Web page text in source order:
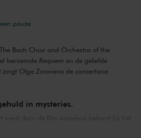
pauze
Bach Choir and Orchestra of the
beroemde Requiem en de geliefde
zingt Olga Zinovieva de concertaria
in mysteries.
werd door de film Amadeus
bekend bij het
wel het meest indrukwekkende werk